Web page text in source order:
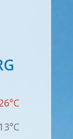
°C
13°C